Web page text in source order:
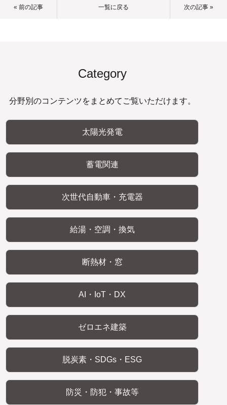
« 前の記事 一覧に戻る 次の記事 »
Category
分野別のコンテンツをまとめてご覧いただけます。
太陽光発電
蓄電関連
次世代自動車・充電器
給湯・空調・換気
断熱材・窓
AI・IoT・DX
ゼロエネ建築
脱炭素・SDGs・ESG
防災・防犯・事故等